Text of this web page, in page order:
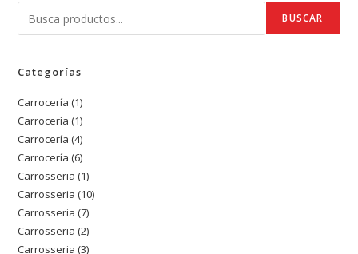
BUSCAR
Categorías
Carrocería 11
producto
Carrocería 11
producto
Carrocería 44
productos
Carrocería 66
productos
Carrosseria 11
producto
Carrosseria 1010
Carrosseria 77
productos
Carrosseria 22
Carrosseria 33